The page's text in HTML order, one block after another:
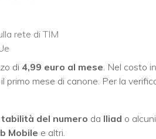
rete di TIM
di 4,99 euro al mese . Nel costo
primo mese di canone. Per la
del numero da Iliad o
Mobile e altri.